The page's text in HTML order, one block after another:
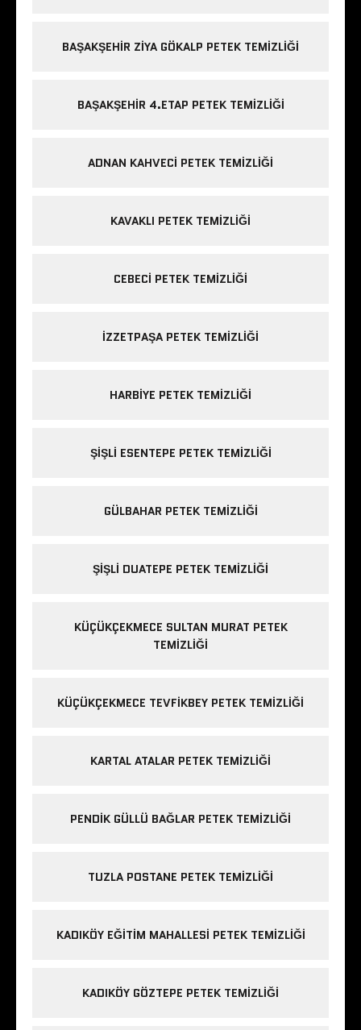
BAŞAKŞEHIR ZIYA GÖKALP PETEK TEMIZLIĞI
BAŞAKŞEHIR 4.ETAP PETEK TEMIZLIĞI
ADNAN KAHVECI PETEK TEMIZLIĞI
KAVAKLI PETEK TEMIZLIĞI
CEBECI PETEK TEMIZLIĞI
IZZETPAŞA PETEK TEMIZLIĞI
HARBIYE PETEK TEMIZLIĞI
ŞIŞLI ESENTEPE PETEK TEMIZLIĞI
GÜLBAHAR PETEK TEMIZLIĞI
ŞIŞLI DUATEPE PETEK TEMIZLIĞI
KÜÇÜKÇEKMECE SULTAN MURAT PETEK
TEMIZLIĞI
KÜÇÜKÇEKMECE TEVFIKBEY PETEK TEMIZLIĞI
KARTAL ATALAR PETEK TEMIZLIĞI
PENDIK GÜLLÜ BAĞLAR PETEK TEMIZLIĞI
TUZLA POSTANE PETEK TEMIZLIĞI
KADIKÖY EĞITIM MAHALLESI PETEK TEMIZLIĞI
KADIKÖY GÖZTEPE PETEK TEMIZLIĞI